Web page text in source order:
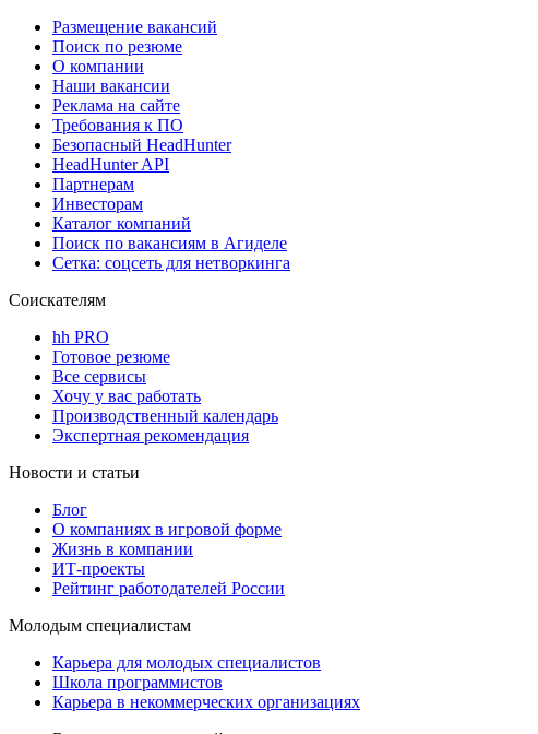
Размещение вакансий
Поиск по резюме
О компании
Наши вакансии
Реклама на сайте
Требования к ПО
Безопасный HeadHunter
HeadHunter API
Партнерам
Инвесторам
Каталог компаний
Поиск по вакансиям в Агиделе
Сетка: соцсеть для нетворкинга
Соискателям
hh PRO
Готовое резюме
Все сервисы
Хочу у вас работать
Производственный календарь
Экспертная рекомендация
Новости и статьи
Блог
О компаниях в игровой форме
Жизнь в компании
ИТ-проекты
Рейтинг работодателей России
Молодым специалистам
Карьера для молодых специалистов
Школа программистов
Карьера в некоммерческих организациях